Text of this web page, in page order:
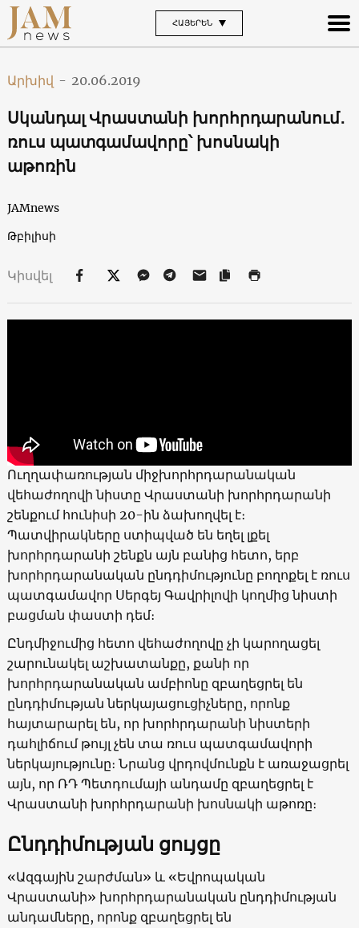
ՀԱՅԵՐԵՆ
Արխիվ - 20.06.2019
Սկանդալ Վրաստանի խորհրդարանում․
ռուս պատգամավորը՝ խոսնակի
աթոռին
JAMnews
Թբիլիսի
Կիսվել
Ուղղափառության միջխորհրդարանական
վեհաժողովի նիստը Վրաստանի խորհրդարանի
շենքում հունիսի 20-ին ձախողվել է։
Պատվիրակները ստիպված են եղել լքել
խորհրդարանի շենքն այն բանից հետո, երբ
խորհրդարանական ընդդիմությունը բողոքել է ռուս
պատգամավոր Սերգեյ Գավրիլովի կողմից նիստի
բացման փաստի դեմ։
Ընդմիջումից հետո վեհաժողովը չի կարողացել
շարունակել աշխատանքը, քանի որ
խորհրդարանական ամբիոնը զբաղեցրել են
ընդդիմության ներկայացուցիչները, որոնք
հայտարարել են, որ խորհրդարանի նիստերի
դահլիճում թույլ չեն տա ռուս պատգամավորի
ներկայությունը։ Նրանց վրդովմունքն է առաջացրել
այն, որ ՌԴ Պետդումայի անդամը զբաղեցրել է
Վրաստանի խորհրդարանի խոսնակի աթոռը։
Ընդդիմության ցույցը
«Ազգային շարժման» և «Եվրոպական
Վրաստանի» խորհրդարանական ընդդիմության
անդամները, որոնք զբաղեցրել են